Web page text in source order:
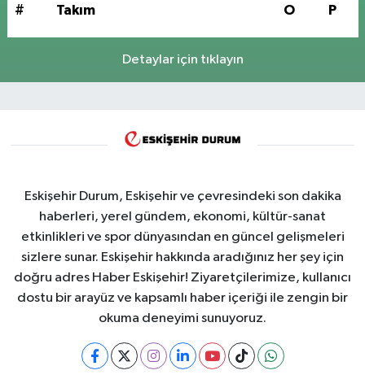
# Takım O P
Detaylar için tıklayın
Eskişehir Durum, Eskişehir ve çevresindeki son dakika
haberleri, yerel gündem, ekonomi, kültür-sanat
etkinlikleri ve spor dünyasından en güncel gelişmeleri
sizlere sunar. Eskişehir hakkında aradığınız her şey için
doğru adres Haber Eskişehir! Ziyaretçilerimize, kullanıcı
dostu bir arayüz ve kapsamlı haber içeriği ile zengin bir
okuma deneyimi sunuyoruz.